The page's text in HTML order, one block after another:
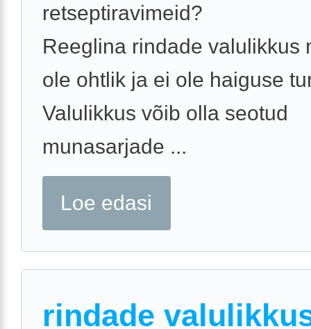
retseptiravimeid?
Reeglina rindade valulikkus
ole ohtlik ja ei ole haiguse
Valulikkus võib olla seotud
munasarjade ...
Loe edasi
rindade